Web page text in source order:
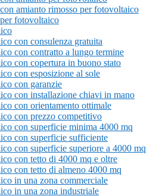
amianto rimosso per fotovoltaico
fotovoltaico
con consulenza gratuita
con contratto a lungo termine
con copertura in buono stato
con esposizione al sole
con garanzie
con installazione chiavi in mano
con orientamento ottimale
con prezzo competitivo
con superficie minima 4000 mq
con superficie sufficiente
con superficie superiore a 4000 mq
con tetto di 4000 mq e oltre
con tetto di almeno 4000 mq
in una zona commerciale
in una zona industriale